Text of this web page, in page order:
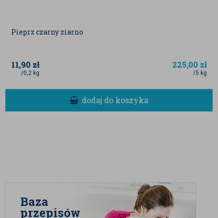
Pieprz czarny ziarno
11,90 zł
/0,2 kg
225,00 zł
/5 kg
dodaj do koszyka